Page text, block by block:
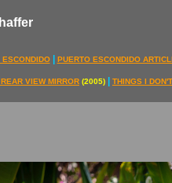
PUERTO ESCONDIDO
VIEW MIRROR (2005) THINGS I